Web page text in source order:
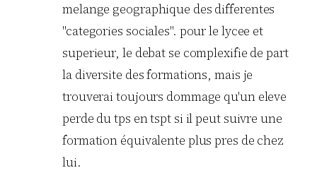
melange geographique des differentes
"categories sociales". pour le lycee et
superieur, le debat se complexifie de part
la diversite des formations, mais je
trouverai toujours dommage qu'un eleve
perde du tps en tspt si il peut suivre une
formation équivalente plus pres de chez
lui.